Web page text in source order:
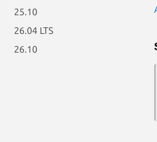
25.10
26.04 LTS
26.10